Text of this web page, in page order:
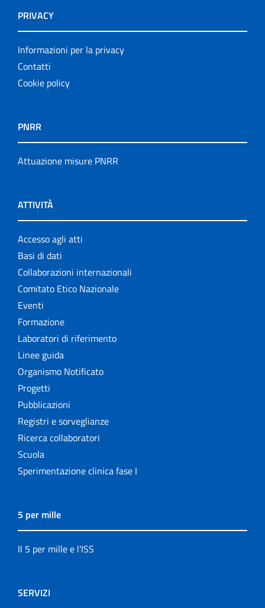
PRIVACY
Informazioni per la privacy
Contatti
Cookie policy
PNRR
Attuazione misure PNRR
ATTIVITÀ
Accesso agli atti
Basi di dati
Collaborazioni internazionali
Comitato Etico Nazionale
Eventi
Formazione
Laboratori di riferimento
Linee guida
Organismo Notificato
Progetti
Pubblicazioni
Registri e sorveglianze
Ricerca collaboratori
Scuola
Sperimentazione clinica fase I
5 per mille
Il 5 per mille e l'ISS
SERVIZI